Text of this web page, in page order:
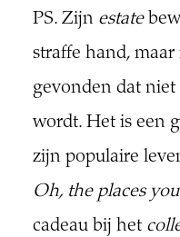
PS. Zijn estate
straffe hand,
gevonden dat
wordt. Het is een
zijn populaire
Oh, the places
cadeau bij het